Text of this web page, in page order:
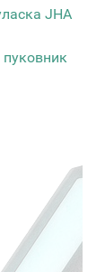
ЈНА
пуковник